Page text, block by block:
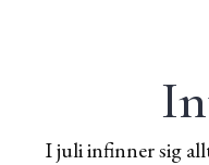
I juli infinner sig